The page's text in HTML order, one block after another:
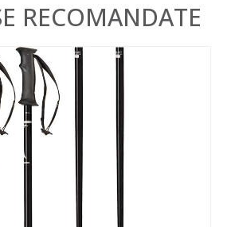
RECOMANDATE